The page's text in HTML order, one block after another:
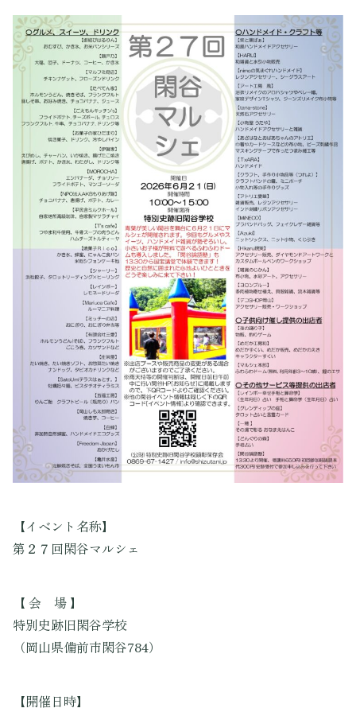
【イベント名称】
第２７回閑谷マルシェ
【 会 場 】
特別史跡旧閑谷学校
（岡山県備前市閑谷784）
【開催日時】